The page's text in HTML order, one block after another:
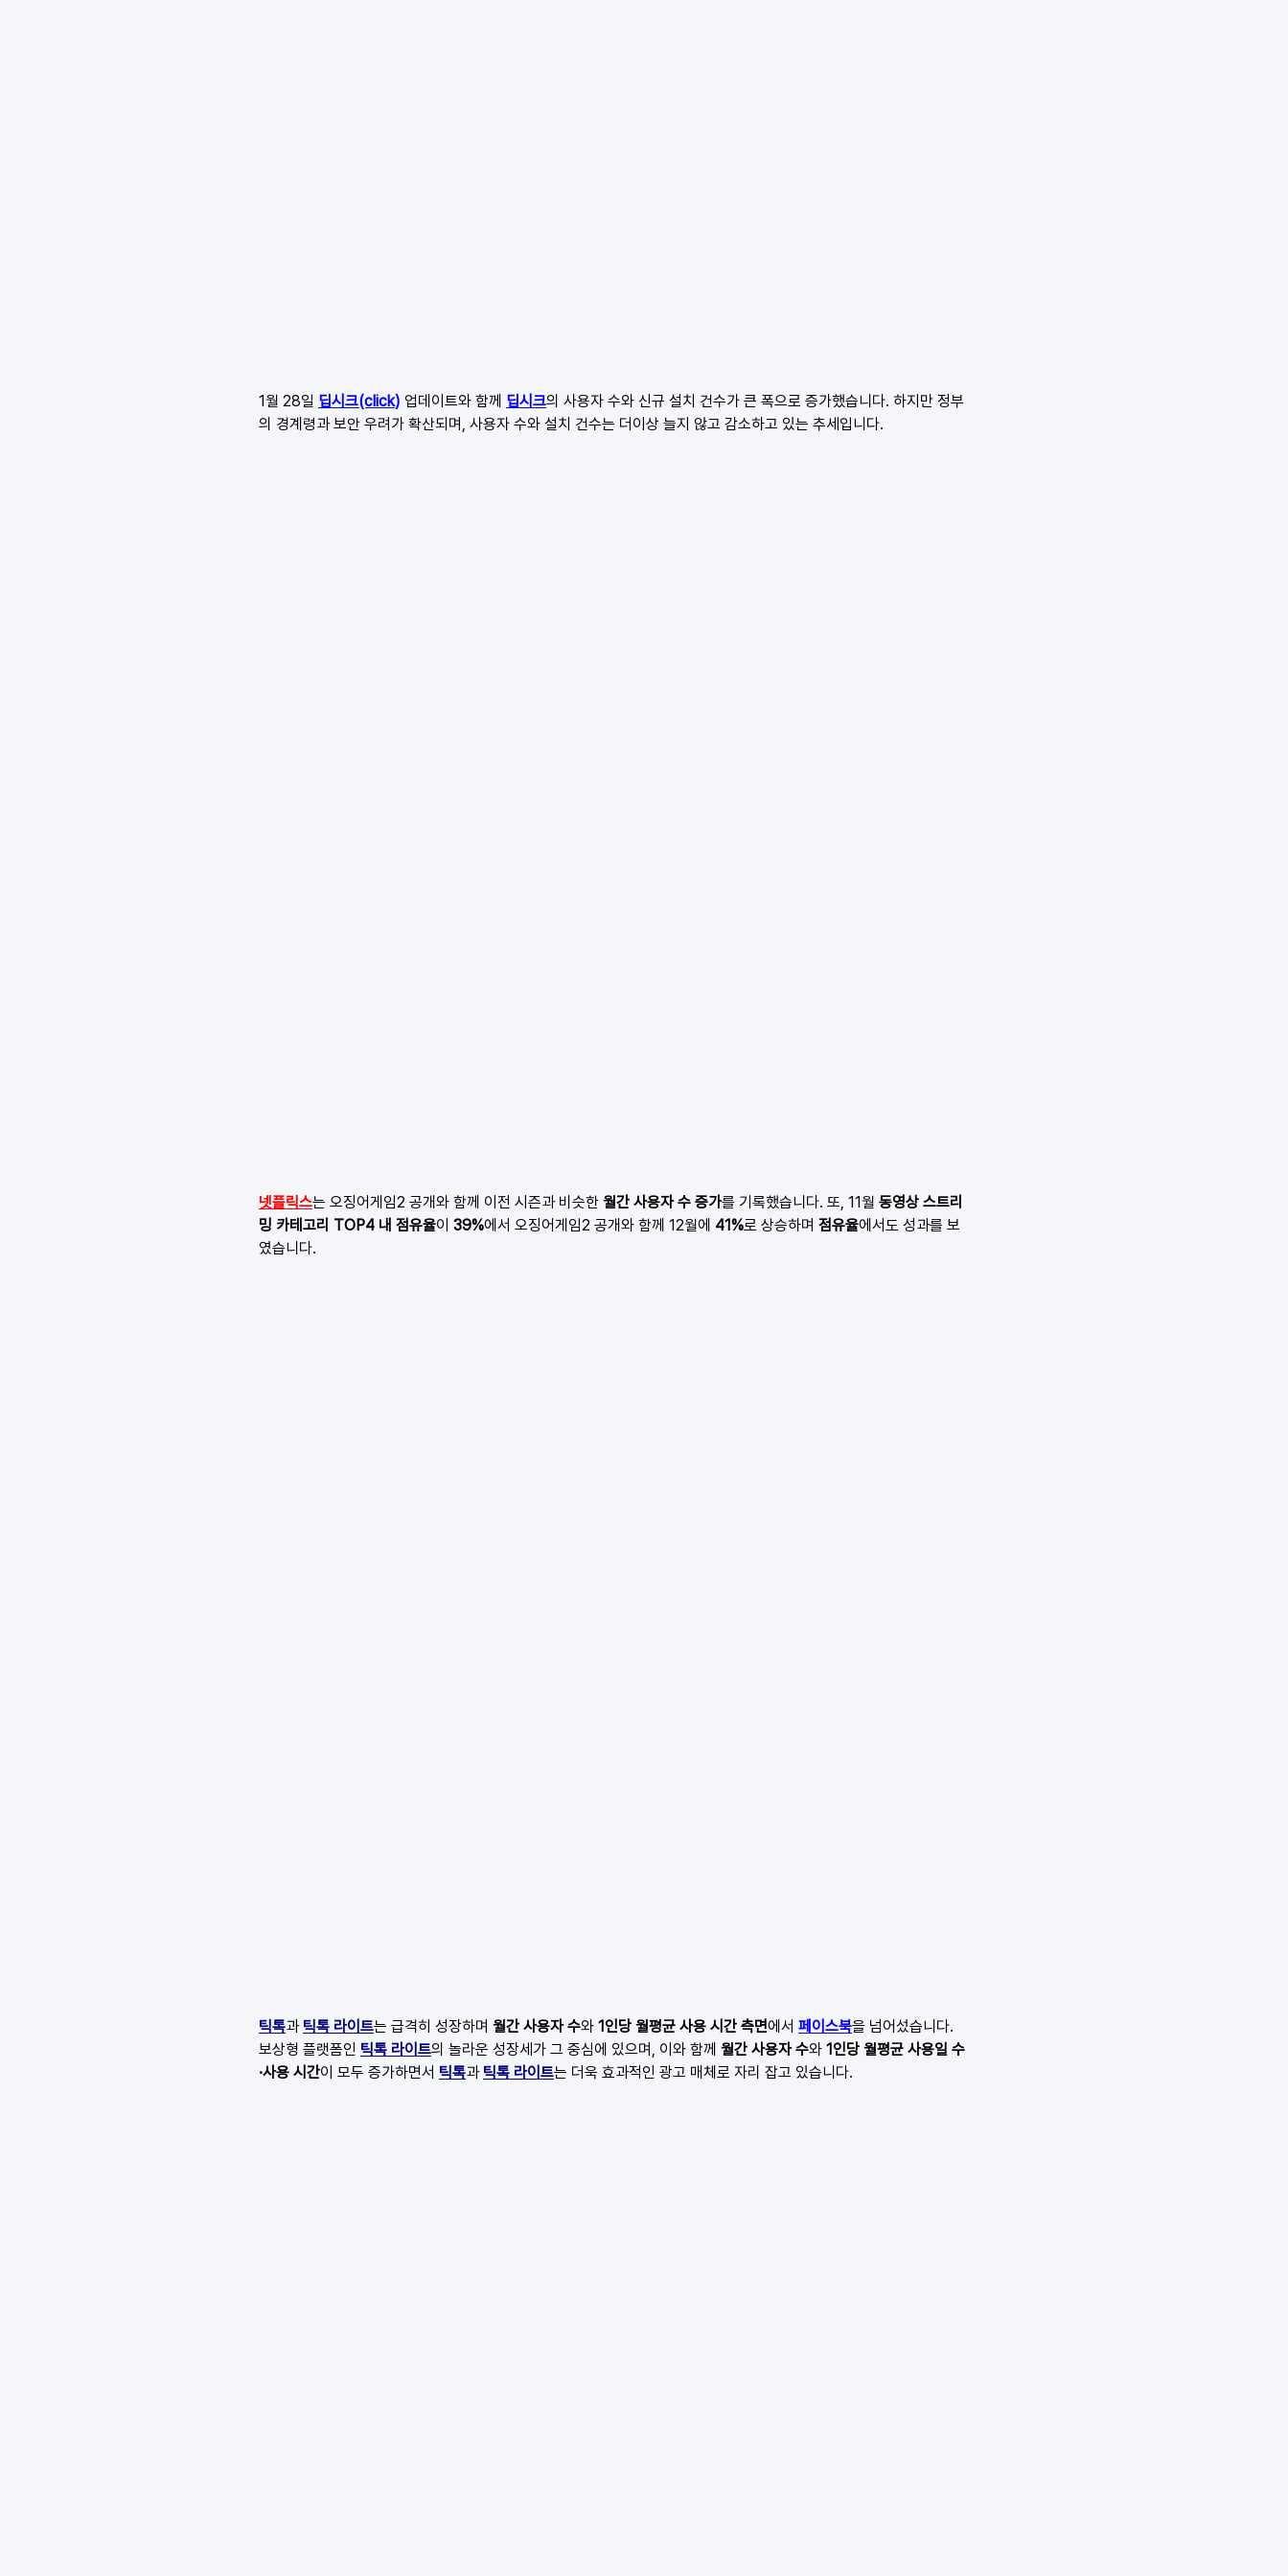
1월 28일 딥시크(click) 업데이트와 함께 딥시크의 사용자 수와 신규 설치 건수가 큰 폭으로 증가했습니다. 하지만 정부
의 경계령과 보안 우려가 확산되며, 사용자 수와 설치 건수는 더이상 늘지 않고 감소하고 있는 추세입니다.
넷플릭스는 오징어게임2 공개와 함께 이전 시즌과 비슷한 월간 사용자 수 증가를 기록했습니다. 또, 11월 동영상 스트리
밍 카테고리 TOP4 내 점유율이 39%에서 오징어게임2 공개와 함께 12월에 41%로 상승하며 점유율에서도 성과를 보
였습니다.
틱톡과 틱톡 라이트는 급격히 성장하며 월간 사용자 수와 1인당 월평균 사용 시간 측면에서 페이스북을 넘어섰습니다.
보상형 플랫폼인 틱톡 라이트의 놀라운 성장세가 그 중심에 있으며, 이와 함께 월간 사용자 수와 1인당 월평균 사용일 수
·사용 시간이 모두 증가하면서 틱톡과 틱톡 라이트는 더욱 효과적인 광고 매체로 자리 잡고 있습니다.